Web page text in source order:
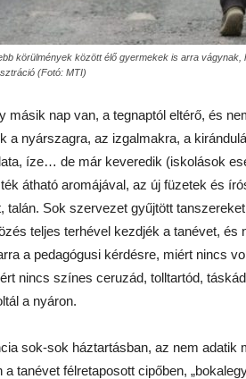
körülmények között élő gyermekek is arra
(Fotó: MTI)
másik nap van, a tegnaptól eltérő, és
a nyárszagra, az izgalmakra, a
íze… de már keveredik (iskolások
átható aromájával, az új füzetek és
talán. Sok szervezet gyűjtött
teljes terhével kezdjék a tanévet,
a pedagógusi kérdésre, miért nincs
nincs színes ceruzád, tolltartód,
a nyáron.
sok-sok háztartásban, az nem adatik
a tanévet félretaposott cipőben,